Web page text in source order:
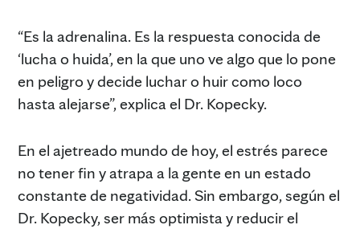
“Es la adrenalina. Es la respuesta conocida de
‘lucha o huida’, en la que uno ve algo que lo pone
en peligro y decide luchar o huir como loco
hasta alejarse”, explica el Dr. Kopecky.
En el ajetreado mundo de hoy, el estrés parece
no tener fin y atrapa a la gente en un estado
constante de negatividad. Sin embargo, según el
Dr. Kopecky, ser más optimista y reducir el